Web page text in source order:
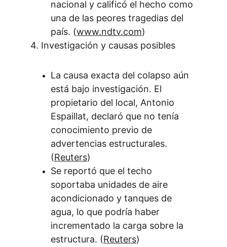
nacional y calificó el hecho como
una de las peores tragedias del
país. (www.ndtv.com)
4. Investigación y causas posibles
La causa exacta del colapso aún
está bajo investigación. El
propietario del local, Antonio
Espaillat, declaró que no tenía
conocimiento previo de
advertencias estructurales.
(Reuters)
Se reportó que el techo
soportaba unidades de aire
acondicionado y tanques de
agua, lo que podría haber
incrementado la carga sobre la
estructura. (Reuters)